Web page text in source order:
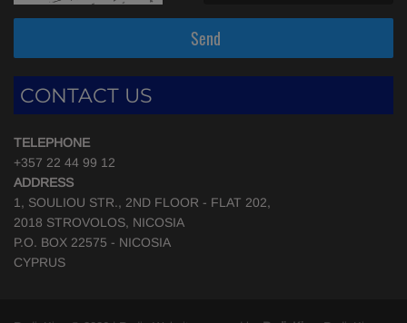
Send
CONTACT US
TELEPHONE
+357 22 44 99 12
ADDRESS
1, SOULIOU STR., 2ND FLOOR - FLAT 202,
2018 STROVOLOS, NICOSIA
P.O. BOX 22575 - NICOSIA
CYPRUS